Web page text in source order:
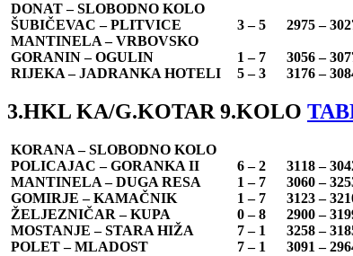
DONAT – SLOBODNO KOLO
ŠUBIČEVAC – PLITVICE
3 – 5
2975 –
MANTINELA – VRBOVSKO
GORANIN – OGULIN
1 – 7 3056 –
RIJEKA – JADRANKA HOTELI
5 – 3 3176 –
3.HKL KA/G.KOTAR 9.KOLO
KORANA – SLOBODNO KOLO
POLICAJAC – GORANKA II
6 – 2 3118 –
MANTINELA – DUGA RESA
1 – 7 3060 –
GOMIRJE – KAMAČNIK
1 – 7 3123 –
ŽELJEZNIČAR – KUPA
0 – 8 2900 –
MOSTANJE – STARA HIŽA
7 – 1 3258 –
POLET – MLADOST
7 – 1 3091 –